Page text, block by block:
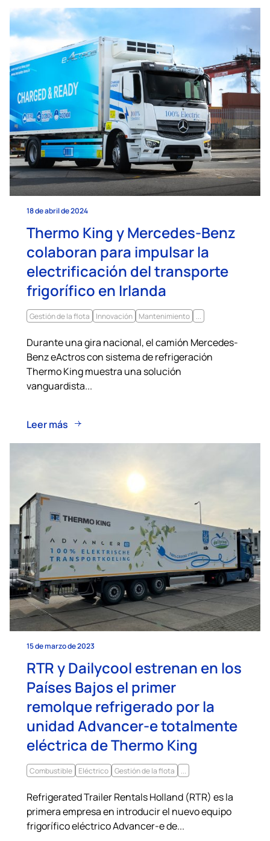
18 de abril de 2024
Thermo King y Mercedes-Benz
colaboran para impulsar la
electrificación del transporte
frigorífico en Irlanda
Gestión de la flota Innovación Mantenimiento
Durante una gira nacional, el camión Mercedes-
Benz eActros con sistema de refrigeración
Thermo King muestra una solución
vanguardista...
Leer más
15 de marzo de 2023
RTR y Dailycool estrenan en los
Países Bajos el primer
remolque refrigerado por la
unidad Advancer-e totalmente
eléctrica de Thermo King
Combustible Eléctrico Gestión de la flota
Refrigerated Trailer Rentals Holland (RTR) es la
primera empresa en introducir el nuevo equipo
frigorífico eléctrico Advancer-e de...